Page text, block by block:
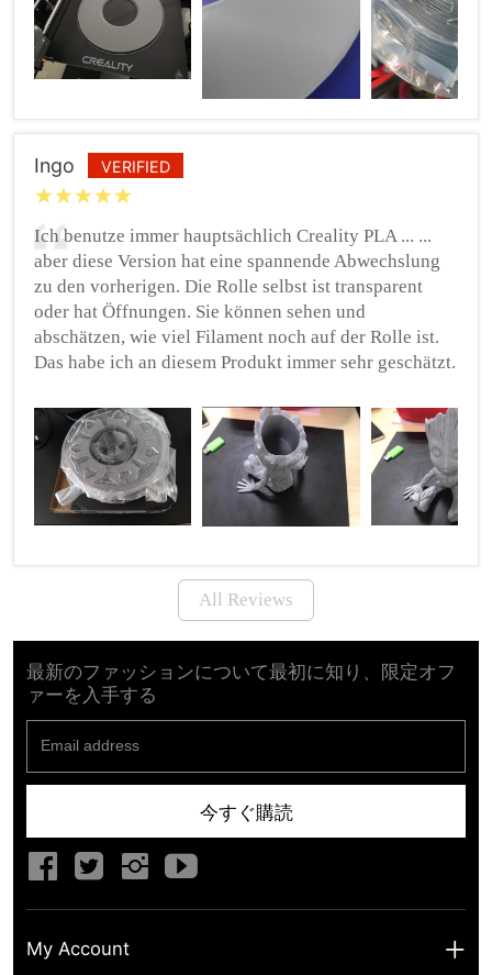
Ingo VERIFIED
Ich benutze immer hauptsächlich Creality PLA ... ...
aber diese Version hat eine spannende Abwechslung
zu den vorherigen. Die Rolle selbst ist transparent
oder hat Öffnungen. Sie können sehen und
abschätzen, wie viel Filament noch auf der Rolle ist.
Das habe ich an diesem Produkt immer sehr geschätzt.
All Reviews
最新のファッションについて最初に知り、限定オフ
ァーを入手する
今すぐ購読
My Account